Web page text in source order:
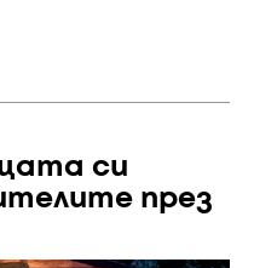
си
през